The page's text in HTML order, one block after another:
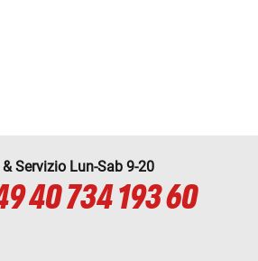
& Servizio Lun-Sab 9-20
40 734 193 60